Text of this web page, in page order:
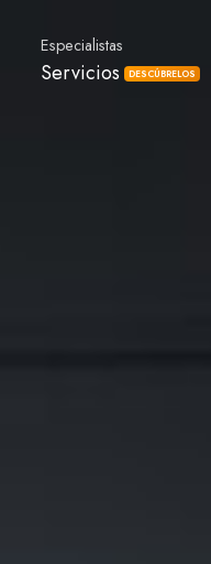
Especialistas
Servicios DESCÚBRELOS